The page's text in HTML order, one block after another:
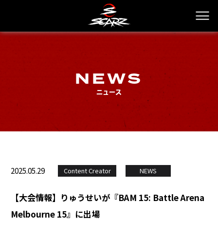
NEWS
ニュース
2025.05.29 Content Creator NEWS
【大会情報】りゅうせいが『BAM 15: Battle Arena
Melbourne 15』に出場